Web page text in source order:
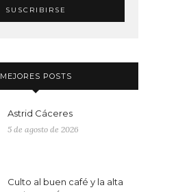
MEJORES POSTS
Astrid Cáceres
5 de agosto de 2026
Culto al buen café y la alta